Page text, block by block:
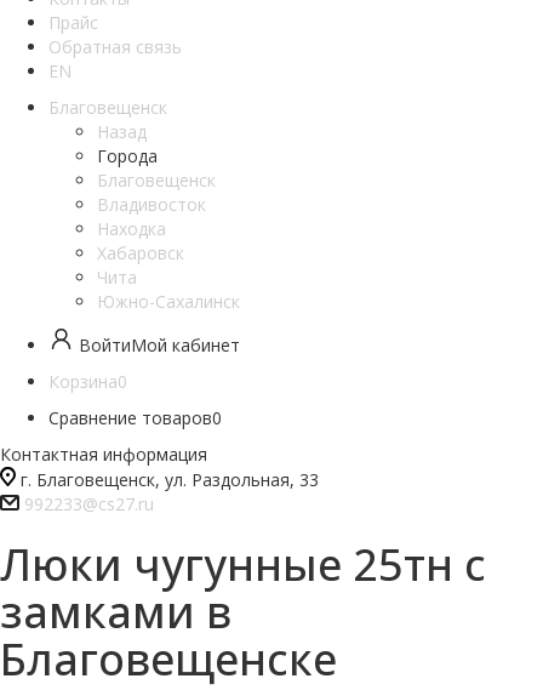
Прайс
Обратная связь
EN
Благовещенск
Назад
Города
Благовещенск
Владивосток
Находка
Хабаровск
Чита
Южно-Сахалинск
ВойтиМой кабинет
Корзина0
Сравнение товаров0
Контактная информация
г. Благовещенск, ул. Раздольная, 33
992233@cs27.ru
Люки чугунные 25тн с
замками в
Благовещенске